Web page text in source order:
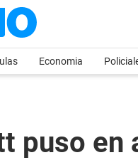
Economia
puso